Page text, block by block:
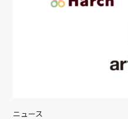
ニュース